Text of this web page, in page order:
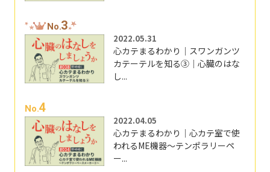
No.3
2022.05.31
心カテまるわかり｜スワンガンツ
カテーテルを知る③｜心臓のはな
し...
No.4
2022.04.05
心カテまるわかり｜心カテ室で使
われるME機器～テンポラリーペ
ー...